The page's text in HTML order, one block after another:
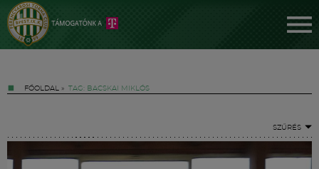
FŐOLDAL » TAG: BACSKAI MIKLÓS
SZŰRÉS